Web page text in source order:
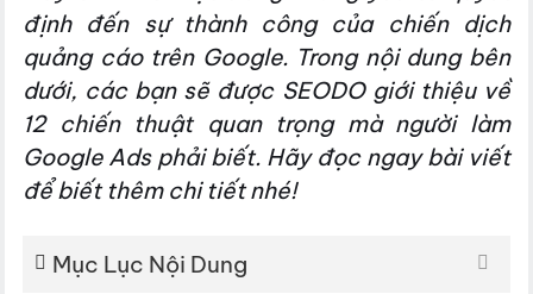
định đến sự thành công của chiến dịch
quảng cáo trên Google. Trong nội dung bên
dưới, các bạn sẽ được SEODO giới thiệu về
12 chiến thuật quan trọng mà người làm
Google Ads phải biết. Hãy đọc ngay bài viết
để biết thêm chi tiết nhé!
Mục Lục Nội Dung